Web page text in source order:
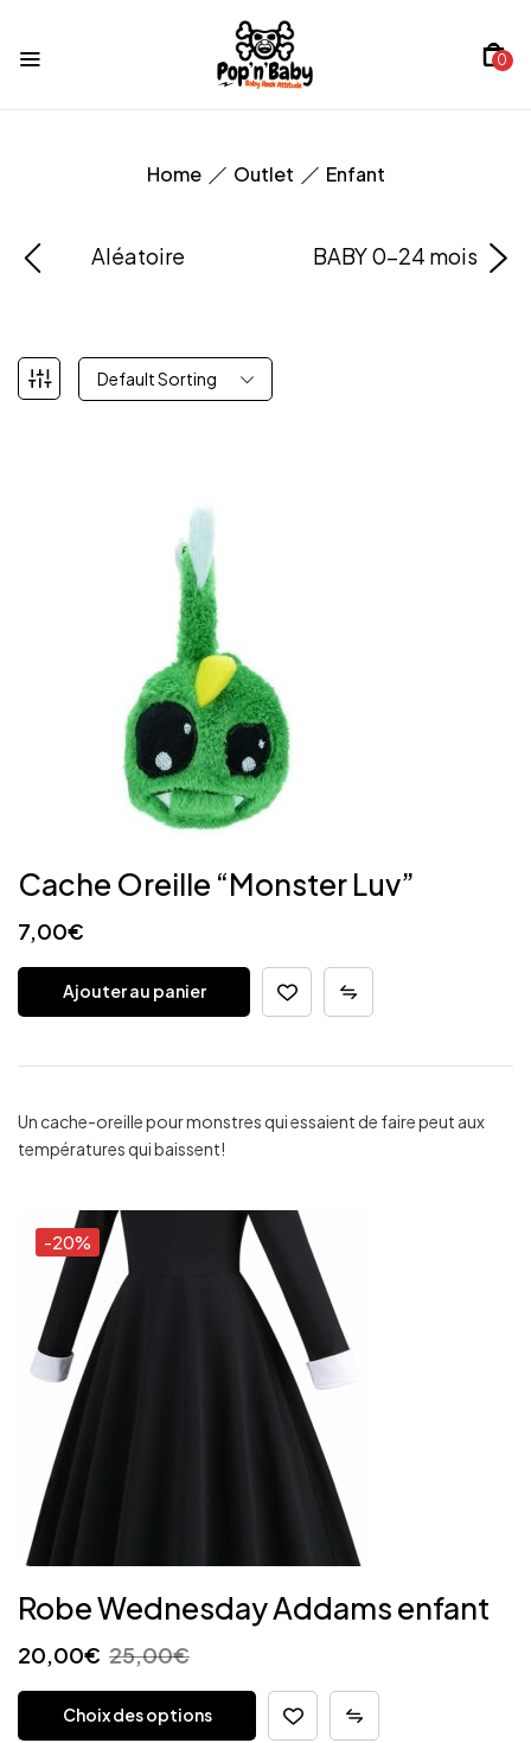
0
Home Outlet Enfant
Aléatoire BABY 0-24 mois
Default Sorting
Cache Oreille “Monster Luv”
7,00€
Ajouter au panier
Un cache-oreille pour monstres qui essaient de faire peut aux
températures qui baissent!
-20%
Robe Wednesday Addams enfant
25,00€
20,00€
Choix des options